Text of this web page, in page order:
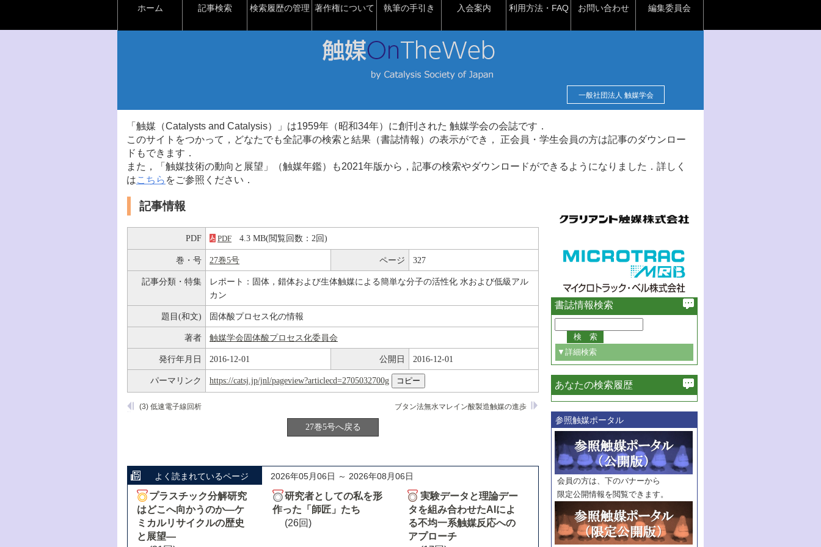
ホーム 記事検索 検索履歴の管理 著作権について 執筆の手引き 入会案内 利用方法・FAQ お問い合わせ 編集委員会
一般社団法人 触媒学会
「触媒（Catalysts and Catalysis）」は1959年（昭和34年）に創刊された 触媒学会の会誌です．
このサイトをつかって，どなたでも全記事の検索と結果（書誌情報）の表示ができ， 正会員・学生会員の方は記事のダウンロー
ドもできます．
また，「触媒技術の動向と展望」（触媒年鑑）も2021年版から，記事の検索やダウンロードができるようになりました．詳しく
はこちら をご参照ください．
記事情報
PDF PDF 4.3 MB(閲覧回数：2回)
巻・号 27巻5号 ページ 327
記事分類・特集
レポート：固体，錯体および生体触媒による簡単な分子の活性化 水および低級アル
カン
題目(和文) 固体酸プロセス化の情報
著者 触媒学会固体酸プロセス化委員会
発行年月日 2016-12-01 公開日 2016-12-01
パーマリンク https://catsj.jp/jnl/pageview?articlecd=2705032700g
ブタン法無水マレイン酸製造触媒の進歩
(3) 低速電子線回析
27巻5号へ戻る
よく読まれているページ 2026年05月06日 ～ 2026年08月06日
プラスチック分解研究
はどこへ向かうのか―ケ
ミカルリサイクルの歴史
と展望―
研究者としての私を形
作った「師匠」たち
(26回)
実験データと理論デー
タを組み合わせたAIによ
る不均一系触媒反応への
アプローチ
書誌情報検索
▼詳細検索
必ず含む
巻・号指定
巻
号
範囲指定
巻
号～
巻
号
触媒年鑑
年度
記事種別
マーク：
マークあり
あなたの検索履歴
参照触媒ポータル
会員の方は、下のバナーから
限定公開情報を閲覧できます。